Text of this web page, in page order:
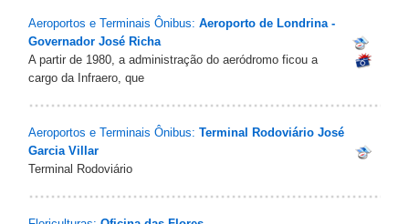
Aeroportos e Terminais Ônibus: Aeroporto de Londrina -
Governador José Richa
A partir de 1980, a administração do aeródromo ficou a
cargo da Infraero, que
Aeroportos e Terminais Ônibus: Terminal Rodoviário José
Garcia Villar
Terminal Rodoviário